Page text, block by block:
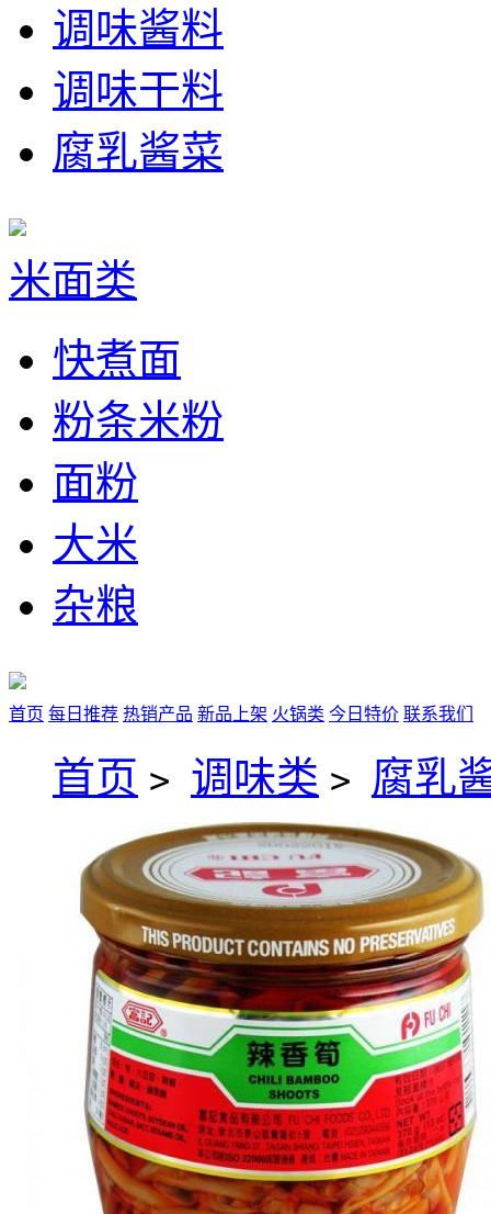
调味酱料
调味干料
腐乳酱菜
米面类
快煮面
粉条米粉
面粉
大米
杂粮
首页 每日推荐 热销产品 新品上架 火锅类 今日特价 联系我们
首页 > 调味类 > 腐乳